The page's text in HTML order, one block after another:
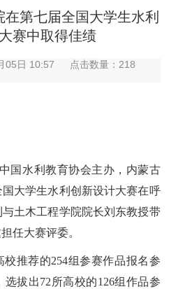
第七届全国大学生水利
赛中取得佳绩
05日 10:57 点击数量： 218
国水利教育协会主办，内蒙古
大学生水利创新设计大赛在呼
土木工程学院院长刘东教授带
任大赛评委。
校推荐的254组参赛作品报名参
拔出72所高校的126组作品参